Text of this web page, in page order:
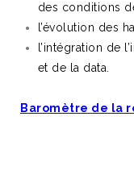
des conditions
l’évolution des
l’intégration de
et de la data.
Baromètre de la